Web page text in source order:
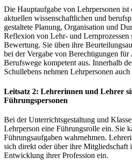
Die Hauptaufgabe von Lehrpersonen ist
aktuellen wissenschaftlichen und
gestaltete Planung, Organisation und
Reflexion von Lehr- und Lernprozessen
Bewertung. Sie üben ihre
bei der Vergabe von Berechtigungen
Berufswege kompetent aus. Innerhalb
Schullebens nehmen Lehrpersonen
Leitsatz 2: Lehrerinnen und Lehrer
Führungspersonen
Bei der Unterrichtsgestaltung und
Lehrperson eine Führungsrolle ein. Sie
Führungsaufgaben wahrnehmen.
sich direkt oder über ihre Mitgliedschaft
Entwicklung ihrer Profession ein.